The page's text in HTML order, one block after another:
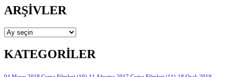
ARŞIVLER
Arşivler
KATEGORILER